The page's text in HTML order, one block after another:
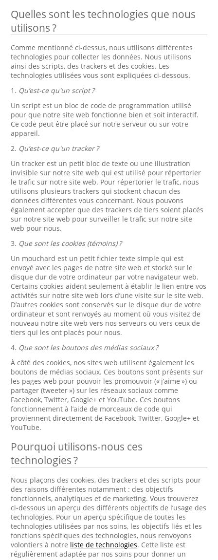
Quelles sont les technologies que nous
utilisons ?
Comme mentionné ci-dessus, nous utilisons différentes
technologies pour collecter les données. Nous utilisons
ainsi des scripts, des trackers et des cookies. Les
technologies utilisées vous sont expliquées ci-dessous.
1. Qu’est-ce qu'un script ?
Un script est un bloc de code de programmation utilisé
pour que notre site web fonctionne bien et soit interactif.
Ce code peut être placé sur notre serveur ou sur votre
appareil.
2. Qu’est-ce qu'un tracker ?
Un tracker est un petit bloc de texte ou une illustration
invisible sur notre site web qui est utilisé pour répertorier
le trafic sur notre site web. Pour répertorier le trafic, nous
utilisons plusieurs trackers qui stockent chacun des
données différentes vous concernant. Nous pouvons
également accepter que des trackers de tiers soient placés
sur notre site web pour surveiller le trafic sur notre site
web pour nous.
3. Que sont les cookies (témoins) ?
Un mouchard est un petit fichier texte simple qui est
envoyé avec les pages de notre site web et stocké sur le
disque dur de votre ordinateur par votre navigateur web.
Certains cookies aident seulement à établir le lien entre vos
activités sur notre site web lors d’une visite sur le site web.
D’autres cookies sont conservés sur le disque dur de votre
ordinateur et sont renvoyés au moment où vous visitez de
nouveau notre site web vers nos serveurs ou vers ceux de
tiers qui les ont placés pour nous.
4. Que sont les boutons des médias sociaux ?
À côté des cookies, nos sites web utilisent également les
boutons de médias sociaux. Ces boutons sont présents sur
les pages web pour pouvoir les promouvoir (« j’aime ») ou
partager (tweeter ») sur les réseaux sociaux comme
Facebook, Twitter, Google+ et YouTube. Ces boutons
fonctionnement à l’aide de morceaux de code qui
proviennent directement de Facebook, Twitter, Google+ et
YouTube.
Pourquoi utilisons-nous ces
technologies ?
Nous plaçons des cookies, des trackers et des scripts pour
des raisons différentes notamment : des objectifs
fonctionnels, analytiques et de marketing. Vous trouverez
ci-dessous un aperçu des différents objectifs de l’usage des
technologies. Pour un aperçu spécifique de toutes les
technologies utilisées par nos soins, les objectifs liés et les
fonctions spécifiques des technologies, nous renvoyons
volontiers à notre liste de technologies. Cette liste est
régulièrement adaptée par nos soins pour donner un